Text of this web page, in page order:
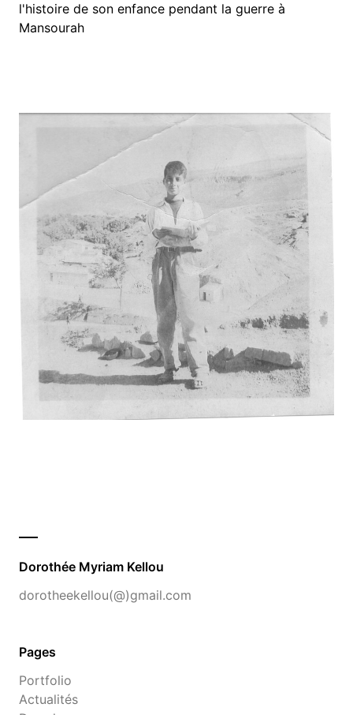
l'histoire de son enfance pendant la guerre à
Mansourah
Dorothée Myriam Kellou
dorotheekellou(@)gmail.com
Pages
Portfolio
Actualités